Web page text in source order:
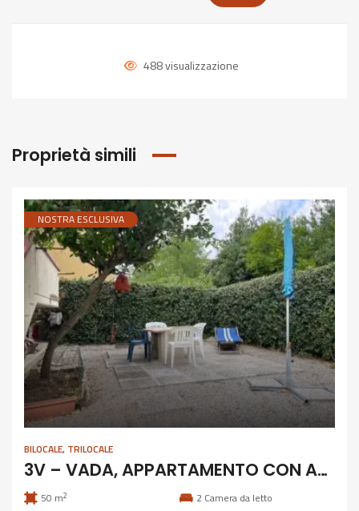
488 visualizzazione
Proprietà simili
NOSTRA ESCLUSIVA
BILOCALE, TRILOCALE
3V – VADA, APPARTAMENTO CON AMPIO GIARDINO
50 m2 2 Camera da letto